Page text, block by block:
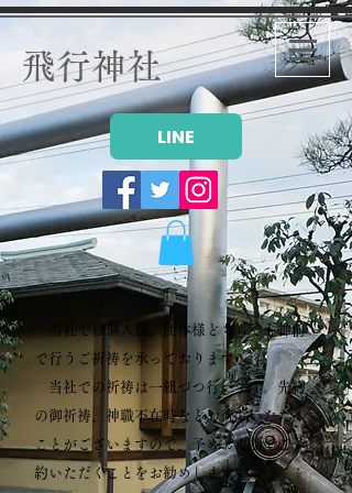
飛行神社
LINE
当社では個人様、団体様どちらでも神前
で行うご祈祷を承っております。
当社での祈祷は一組づつ行います。先約
の御祈祷、神職不在時などお待ちいただく
ことがございますので、予めお電話でご予
約いただくことをお勧めします。